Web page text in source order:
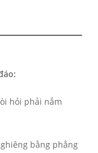
hỏi phải nắm
bằng phẳng